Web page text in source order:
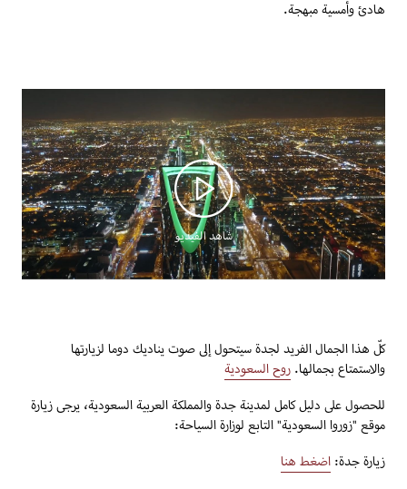
هادئ وأمسية مبهجة.
شاهد الفيديو
كلّ هذا الجمال الفريد لجدة سيتحول إلى صوت يناديك دوما لزيارتها
والاستمتاع بجمالها. روح السعودية
للحصول على دليل كامل لمدينة جدة والمملكة العربية السعودية، يرجى زيارة
موقع "زوروا السعودية" التابع لوزارة السياحة:
زيارة جدة: اضغط هنا